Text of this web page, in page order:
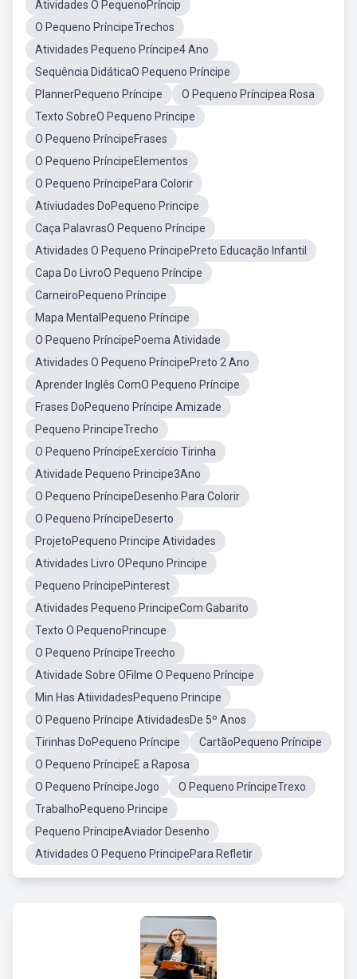
Atividades O PequenoPríncip
O Pequeno PríncipeTrechos
Atividades Pequeno Príncipe4 Ano
Sequência DidáticaO Pequeno Príncipe
PlannerPequeno Príncipe
O Pequeno Príncipea Rosa
Texto SobreO Pequeno Príncipe
O Pequeno PríncipeFrases
O Pequeno PríncipeElementos
O Pequeno PríncipePara Colorir
Ativiudades DoPequeno Principe
Caça PalavrasO Pequeno Príncipe
Atividades O Pequeno PríncipePreto Educação Infantil
Capa Do LivroO Pequeno Príncipe
CarneiroPequeno Príncipe
Mapa MentalPequeno Príncipe
O Pequeno PríncipePoema Atividade
Atividades O Pequeno PríncipePreto 2 Ano
Aprender Inglês ComO Pequeno Príncipe
Frases DoPequeno Príncipe Amizade
Pequeno PrincipeTrecho
O Pequeno PríncipeExercício Tirinha
Atividade Pequeno Principe3Ano
O Pequeno PríncipeDesenho Para Colorir
O Pequeno PríncipeDeserto
ProjetoPequeno Principe Atividades
Atividades Livro OPequno Principe
Pequeno PríncipePinterest
Atividades Pequeno PrincipeCom Gabarito
Texto O PequenoPrincupe
O Pequeno PríncipeTreecho
Atividade Sobre OFilme O Pequeno Príncipe
Min Has AtiividadesPequeno Principe
O Pequeno Príncipe AtividadesDe 5º Anos
Tirinhas DoPequeno Príncipe
CartãoPequeno Príncipe
O Pequeno PríncipeE a Raposa
O Pequeno PríncipeJogo
O Pequeno PríncipeTrexo
TrabalhoPequeno Principe
Pequeno PríncipeAviador Desenho
Atividades O Pequeno PrincipePara Refletir